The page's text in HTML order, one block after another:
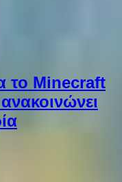
το Minecraft